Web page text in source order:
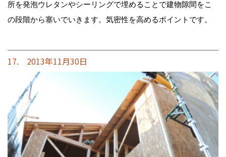
所を発泡ウレタンやシーリングで埋めることで建物隙間をこ
の段階から塞いでいきます。気密性を高めるポイントです。
17. 2013年11月30日